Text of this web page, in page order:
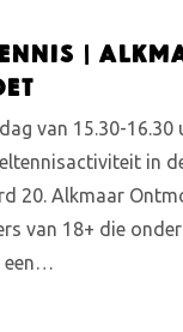
|
van 15.30-16.30
in
20. Alkmaar
van 18+ die
een…